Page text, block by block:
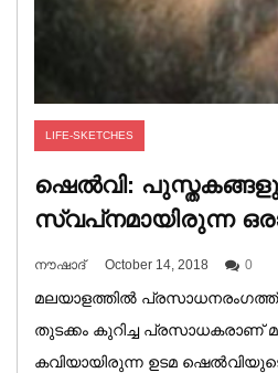
LIFE-SKETCHES
ഷെൽവി:
സ്വപ്‌നമായിരുന്ന
നൗഷാദ് October 14, 2018 0
മലയാളത്തിൽ പ്രസാധനരംഗത്ത്
തുടക്കം കുറിച്ച
കവിയായിരുന്ന ഉടമ